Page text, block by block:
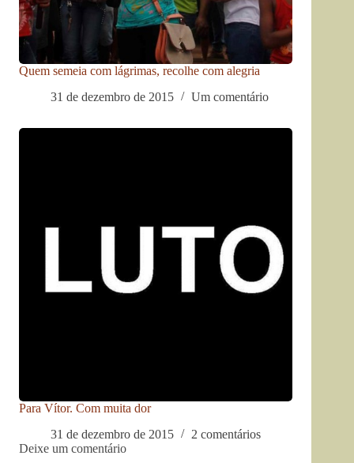
Quem semeia com lágrimas, recolhe com alegria
31 de dezembro de 2015
Um comentário
Para Vítor. Com muita dor
31 de dezembro de 2015
2 comentários
Deixe um comentário